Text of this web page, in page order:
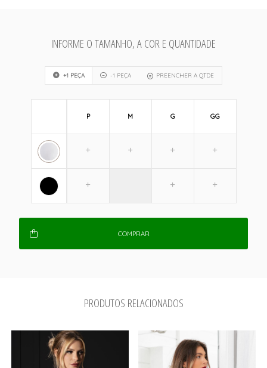
INFORME O TAMANHO, A COR E QUANTIDADE
+1 PEÇA -1 PEÇA PREENCHER A QTDE
P M G GG
COMPRAR
PRODUTOS RELACIONADOS